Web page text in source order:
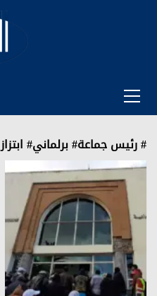
Menu
# رئيس جماعة# برلماني# ابتزاز